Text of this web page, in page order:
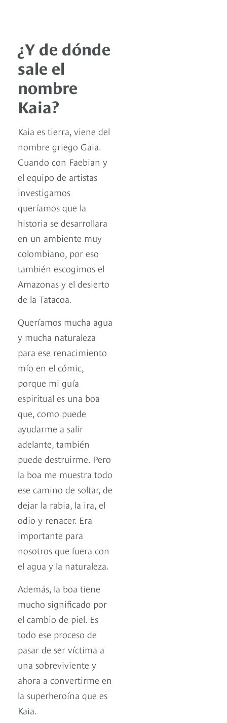
¿Y de dónde
sale el
nombre
Kaia?
Kaia es tierra, viene del
nombre griego Gaia.
Cuando con Faebian y
el equipo de artistas
investigamos
queríamos que la
historia se desarrollara
en un ambiente muy
colombiano, por eso
también escogimos el
Amazonas y el desierto
de la Tatacoa.
Queríamos mucha agua
y mucha naturaleza
para ese renacimiento
mío en el cómic,
porque mi guía
espiritual es una boa
que, como puede
ayudarme a salir
adelante, también
puede destruirme. Pero
la boa me muestra todo
ese camino de soltar, de
dejar la rabia, la ira, el
odio y renacer. Era
importante para
nosotros que fuera con
el agua y la naturaleza.
Además, la boa tiene
mucho significado por
el cambio de piel. Es
todo ese proceso de
pasar de ser víctima a
una sobreviviente y
ahora a convertirme en
la superheroína que es
Kaia.